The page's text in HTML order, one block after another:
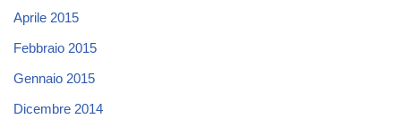
Aprile 2015
Febbraio 2015
Gennaio 2015
Dicembre 2014